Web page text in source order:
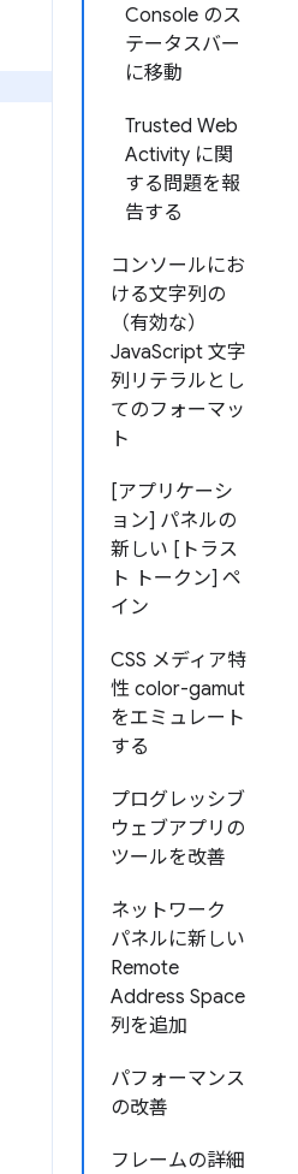
Console のス
テータスバー
に移動
Trusted Web
Activity に関
する問題を報
告する
コンソールにお
ける文字列の
（有効な）
JavaScript 文字
列リテラルとし
てのフォーマッ
ト
[アプリケーシ
ョン] パネルの
新しい [トラス
ト トークン] ペ
イン
CSS メディア特
性 color-gamut
をエミュレート
する
プログレッシブ
ウェブアプリの
ツールを改善
ネットワーク
パネルに新しい
Remote
Address Space
列を追加
パフォーマンス
の改善
フレームの詳細